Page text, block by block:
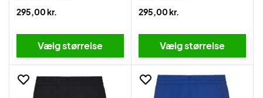
295,00 kr.
Vælg størrelse
295,00 kr.
Vælg størrelse